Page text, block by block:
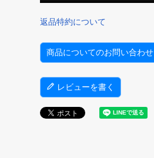
返品特約について
商品についてのお問い合わせ
レビューを書く